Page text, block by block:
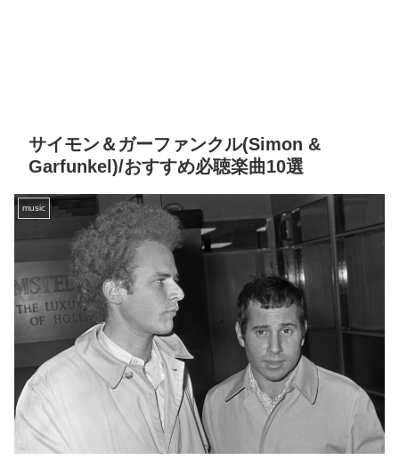
サイモン＆ガーファンクル(Simon &
Garfunkel)/おすすめ必聴楽曲10選
music